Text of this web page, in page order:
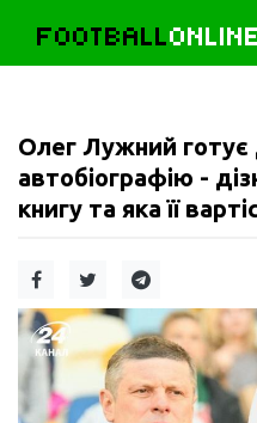
FOOTBALL
Олег Лужний
автобіографію -
книгу та яка її